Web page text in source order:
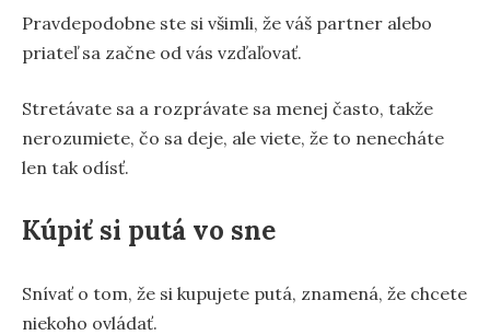
Pravdepodobne ste si všimli, že váš partner alebo
priateľ sa začne od vás vzďaľovať.
Stretávate sa a rozprávate sa menej často, takže
nerozumiete, čo sa deje, ale viete, že to nenecháte
len tak odísť.
Kúpiť si putá vo sne
Snívať o tom, že si kupujete putá, znamená, že chcete
niekoho ovládať.